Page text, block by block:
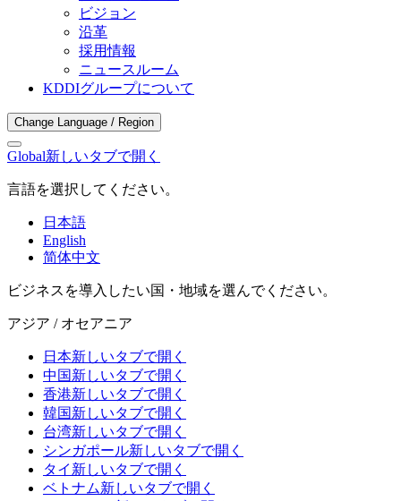
ビジョン
沿革
採用情報
ニュースルーム
KDDIグループについて
Change Language / Region
Global新しいタブで開く
言語を選択してください。
日本語
English
简体中文
ビジネスを導入したい国・地域を選んでください。
アジア / オセアニア
日本新しいタブで開く
中国新しいタブで開く
香港新しいタブで開く
韓国新しいタブで開く
台湾新しいタブで開く
シンガポール新しいタブで開く
タイ 新しいタブで開く
ベトナム新しいタブで開く